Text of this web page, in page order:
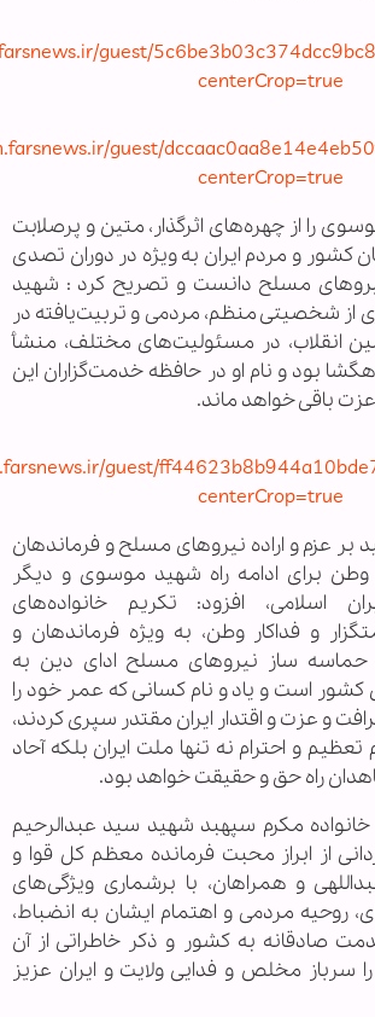
را از چهره‌های اثرگذار، متین و پرصلابت
کشور و مردم ایران به ویژه در دوران تصدی
مسلح دانست و تصریح کرد : شهید
از شخصیتی منظم، مردمی و تربیت‌یافته در
انقلاب، در مسئولیت‌های مختلف، منشأ
بود و نام او در حافظه خدمت‌گزاران این
باقی خواهد ماند.
بر عزم و اراده نیروهای مسلح و فرماندهان
وطن برای ادامه راه شهید موسوی و دیگر
اسلامی، افزود: تکریم خانواده‌های
و فداکار وطن، به ویژه فرماندهان و
حماسه ساز نیروهای مسلح ادای دین به
است و یاد و نام کسانی که عمر خود را
و عزت و اقتدار ایران مقتدر سپری کردند،
و احترام نه تنها ملت ایران بلکه آحاد
راه حق و حقیقت خواهد بود.
خانواده مکرم سپهبد شهید سید عبدالرحیم
از ابراز محبت فرمانده معظم کل قوا و
و همراهان، با برشماری ویژگی‌های
روحیه مردمی و اهتمام ایشان به انضباط،
صادقانه به کشور و ذکر خاطراتی از آن
سرباز مخلص و فدایی ولایت و ایران عزیز